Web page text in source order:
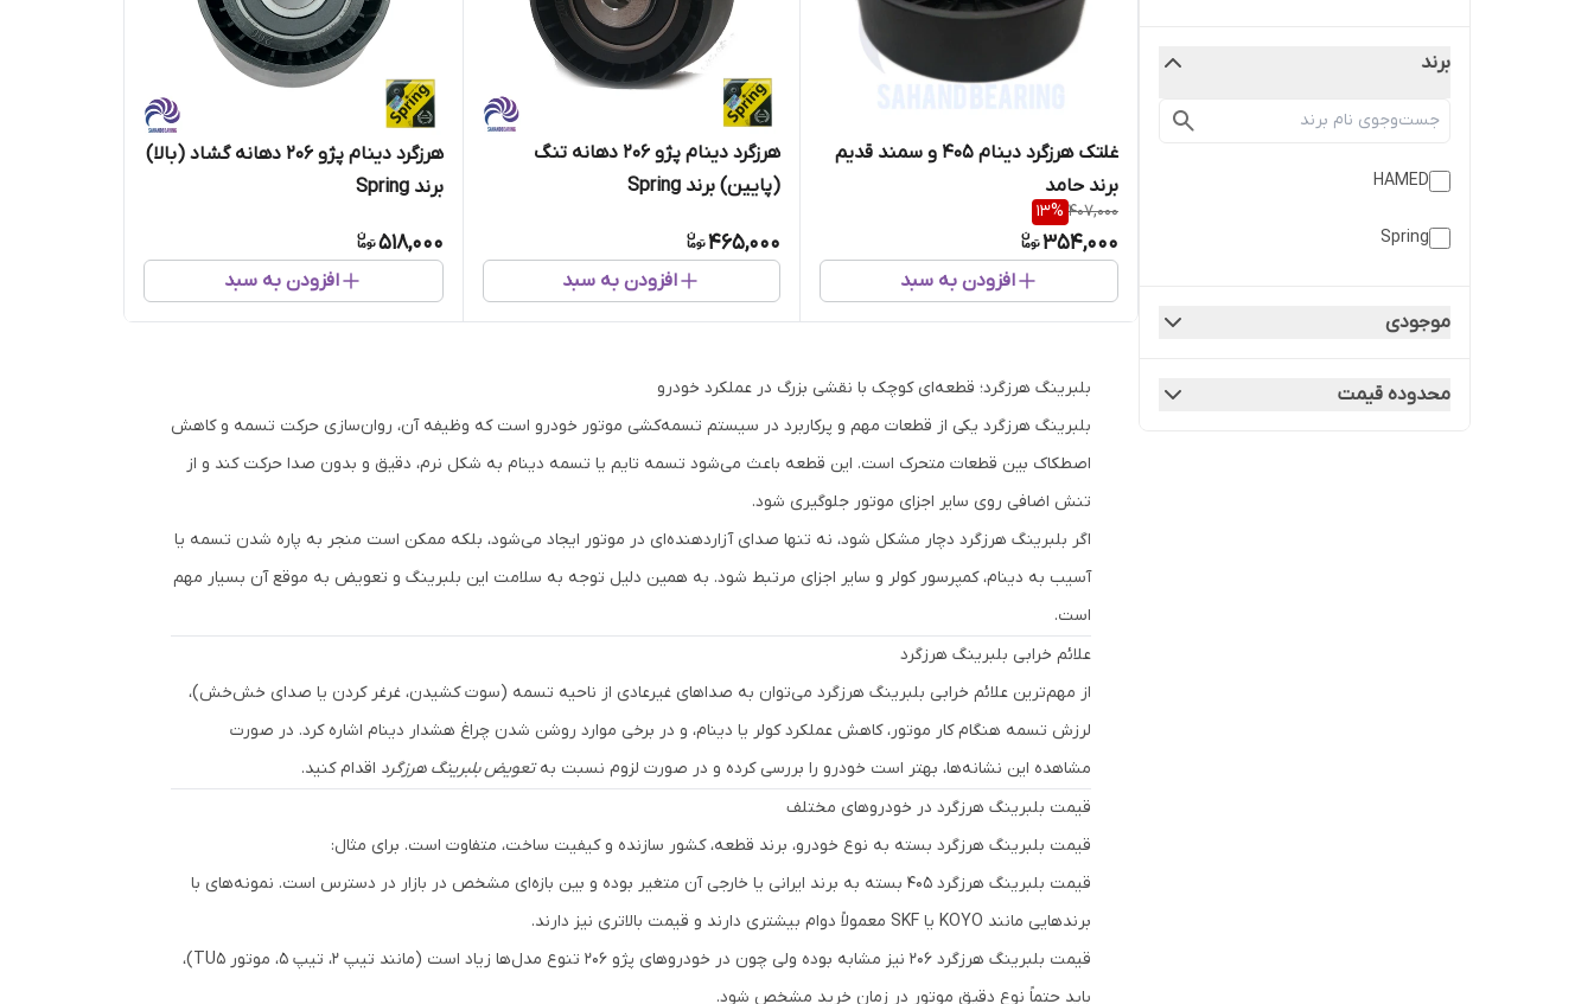
برند
HAMED
Spring
موجودی
محدوده قیمت
غلتک هرزگرد دینام ۴۰۵ و سمند قدیم
برند حامد
407,000
13%
354,000
افزودن به سبد
هرزگرد دینام پژو 206 دهانه تنگ
(پایین) برند Spring
465,000
افزودن به سبد
هرزگرد دینام پژو 206 دهانه گشاد (بالا)
برند Spring
518,000
افزودن به سبد
بلبرینگ هرزگرد؛ قطعه‌ای کوچک با نقشی بزرگ در عملکرد خودرو
بلبرینگ هرزگرد یکی از قطعات مهم و پرکاربرد در سیستم تسمه‌کشی موتور خودرو است که وظیفه آن، روان‌سازی حرکت تسمه و کاهش
اصطکاک بین قطعات متحرک است. این قطعه باعث می‌شود تسمه تایم یا تسمه دینام به شکل نرم، دقیق و بدون صدا حرکت کند و از
تنش اضافی روی سایر اجزای موتور جلوگیری شود.
اگر بلبرینگ هرزگرد دچار مشکل شود، نه تنها صدای آزاردهنده‌ای در موتور ایجاد می‌شود، بلکه ممکن است منجر به پاره شدن تسمه یا
آسیب به دینام، کمپرسور کولر و سایر اجزای مرتبط شود. به همین دلیل توجه به سلامت این بلبرینگ و تعویض به موقع آن بسیار مهم
است.
علائم خرابی بلبرینگ هرزگرد
از مهم‌ترین علائم خرابی بلبرینگ هرزگرد می‌توان به صداهای غیرعادی از ناحیه تسمه (سوت کشیدن، غرغر کردن یا صدای خش‌خش)،
لرزش تسمه هنگام کار موتور، کاهش عملکرد کولر یا دینام، و در برخی موارد روشن شدن چراغ هشدار دینام اشاره کرد. در صورت
مشاهده این نشانه‌ها، بهتر است خودرو را بررسی کرده و در صورت لزوم نسبت بهتعویض بلبرینگ هرزگرد اقدام کنید.
قیمت بلبرینگ هرزگرد در خودروهای مختلف
قیمت بلبرینگ هرزگرد بسته به نوع خودرو، برند قطعه، کشور سازنده و کیفیت ساخت، متفاوت است. برای مثال:
قیمت بلبرینگ هرزگرد 405 بسته به برند ایرانی یا خارجی آن متغیر بوده و بین بازه‌ای مشخص در بازار در دسترس است. نمونه‌های با
برندهایی مانند KOYO یا SKF معمولاً دوام بیشتری دارند و قیمت بالاتری نیز دارند.
قیمت بلبرینگ هرزگرد 206 نیز مشابه بوده ولی چون در خودروهای پژو ۲۰۶ تنوع مدل‌ها زیاد است (مانند تیپ ۲، تیپ ۵، موتور TU5)،
باید حتماً نوع دقیق موتور در زمان خرید مشخص شود.